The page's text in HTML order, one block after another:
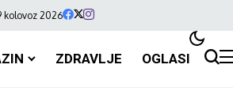
kolovoz 2026
ZDRAVLJE OGLASI